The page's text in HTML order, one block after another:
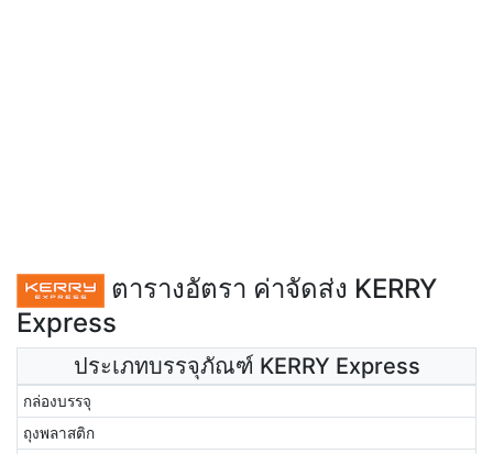
ตารางอัตรา ค่าจัดส่ง KERRY
Express
ประเภทบรรจุภัณฑ์ KERRY Express
กล่องบรรจุ
ถุงพลาสติก